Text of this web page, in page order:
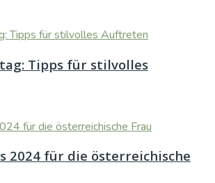
Tipps für stilvolles
2024 für die österreichische